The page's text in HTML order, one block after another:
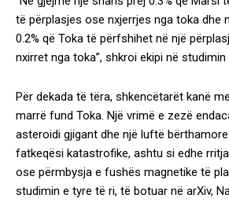
të përplasjes ose nxjerrjes nga toka dhe
0.2% që Toka të përfshihet në një
nxirret nga toka”, shkroi ekipi në studimin
Për dekada të tëra, shkencëtarët kanë
marrë fund Toka. Një vrimë e zezë
asteroidi gjigant dhe një luftë
fatkeqësi katastrofike, ashtu si edhe
ose përmbysja e fushës magnetike të
studimin e tyre të ri, të botuar në arXiv,